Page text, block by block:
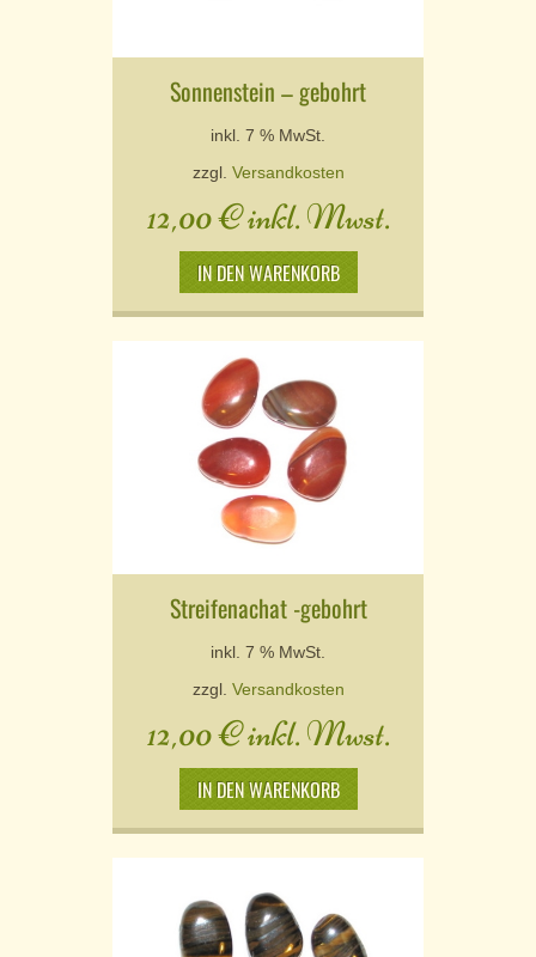
Sonnenstein – gebohrt
inkl. 7 % MwSt.
zzgl. Versandkosten
12,00€inkl. Mwst.
IN DEN WARENKORB
Streifenachat -gebohrt
inkl. 7 % MwSt.
zzgl. Versandkosten
12,00€inkl. Mwst.
IN DEN WARENKORB